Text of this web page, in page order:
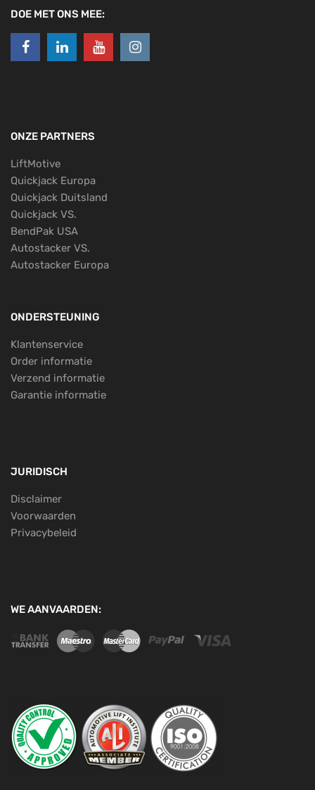
DOE MET ONS MEE:
ONZE PARTNERS
LiftMotive
Quickjack Europa
Quickjack Duitsland
Quickjack VS.
BendPak USA
Autostacker VS.
Autostacker Europa
ONDERSTEUNING
Klantenservice
Order informatie
Verzend informatie
Garantie informatie
JURIDISCH
Disclaimer
Voorwaarden
Privacybeleid
WE AANVAARDEN: